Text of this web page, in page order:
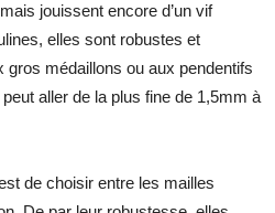
jouissent encore d’un vif
elles sont robustes et
gros médaillons ou aux pendentifs
aller de la plus fine de 1,5mm à
de choisir entre les mailles